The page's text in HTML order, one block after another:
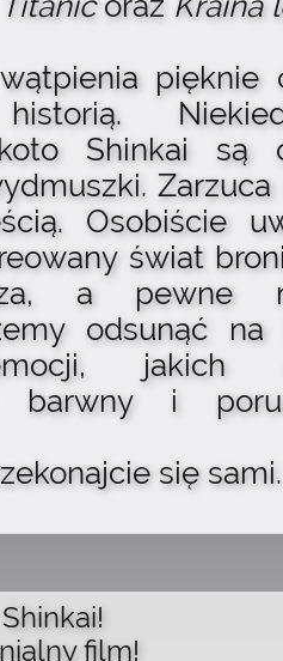
pięknie
historią.
Shinkai są
Osobiście
świat
a pewne
odsunąć
jakich
barwny i
się sami.
film!